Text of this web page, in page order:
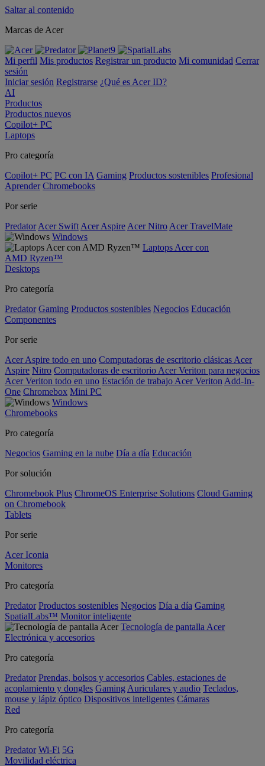
Saltar al contenido
Marcas de Acer
Mi perfil Mis productos Registrar un producto Mi comunidad Cerrar
sesión
Iniciar sesión Registrarse ¿Qué es Acer ID?
AI
Productos
Productos nuevos
Copilot+ PC
Laptops
Pro categoría
Copilot+ PC PC con IA Gaming Productos sostenibles Profesional
Aprender Chromebooks
Por serie
Predator Acer Swift Acer Aspire Acer Nitro Acer TravelMate
Windows
Laptops Acer con
AMD Ryzen™
Desktops
Pro categoría
Predator Gaming Productos sostenibles Negocios Educación
Componentes
Por serie
Acer Aspire todo en uno Computadoras de escritorio clásicas Acer
Aspire Nitro Computadoras de escritorio Acer Veriton para negocios
Acer Veriton todo en uno Estación de trabajo Acer Veriton Add-In-
One Chromebox Mini PC
Windows
Chromebooks
Pro categoría
Negocios Gaming en la nube Día a día Educación
Por solución
Chromebook Plus ChromeOS Enterprise Solutions Cloud Gaming
on Chromebook
Tablets
Por serie
Acer Iconia
Monitores
Pro categoría
Predator Productos sostenibles Negocios Día a día Gaming
SpatialLabs™ Monitor inteligente
Tecnología de pantalla Acer
Electrónica y accesorios
Pro categoría
Predator Prendas, bolsos y accesorios Cables, estaciones de
acoplamiento y dongles Gaming Auriculares y audio Teclados,
mouse y lápiz óptico Dispositivos inteligentes Cámaras
Red
Pro categoría
Predator Wi-Fi 5G
Movilidad eléctrica